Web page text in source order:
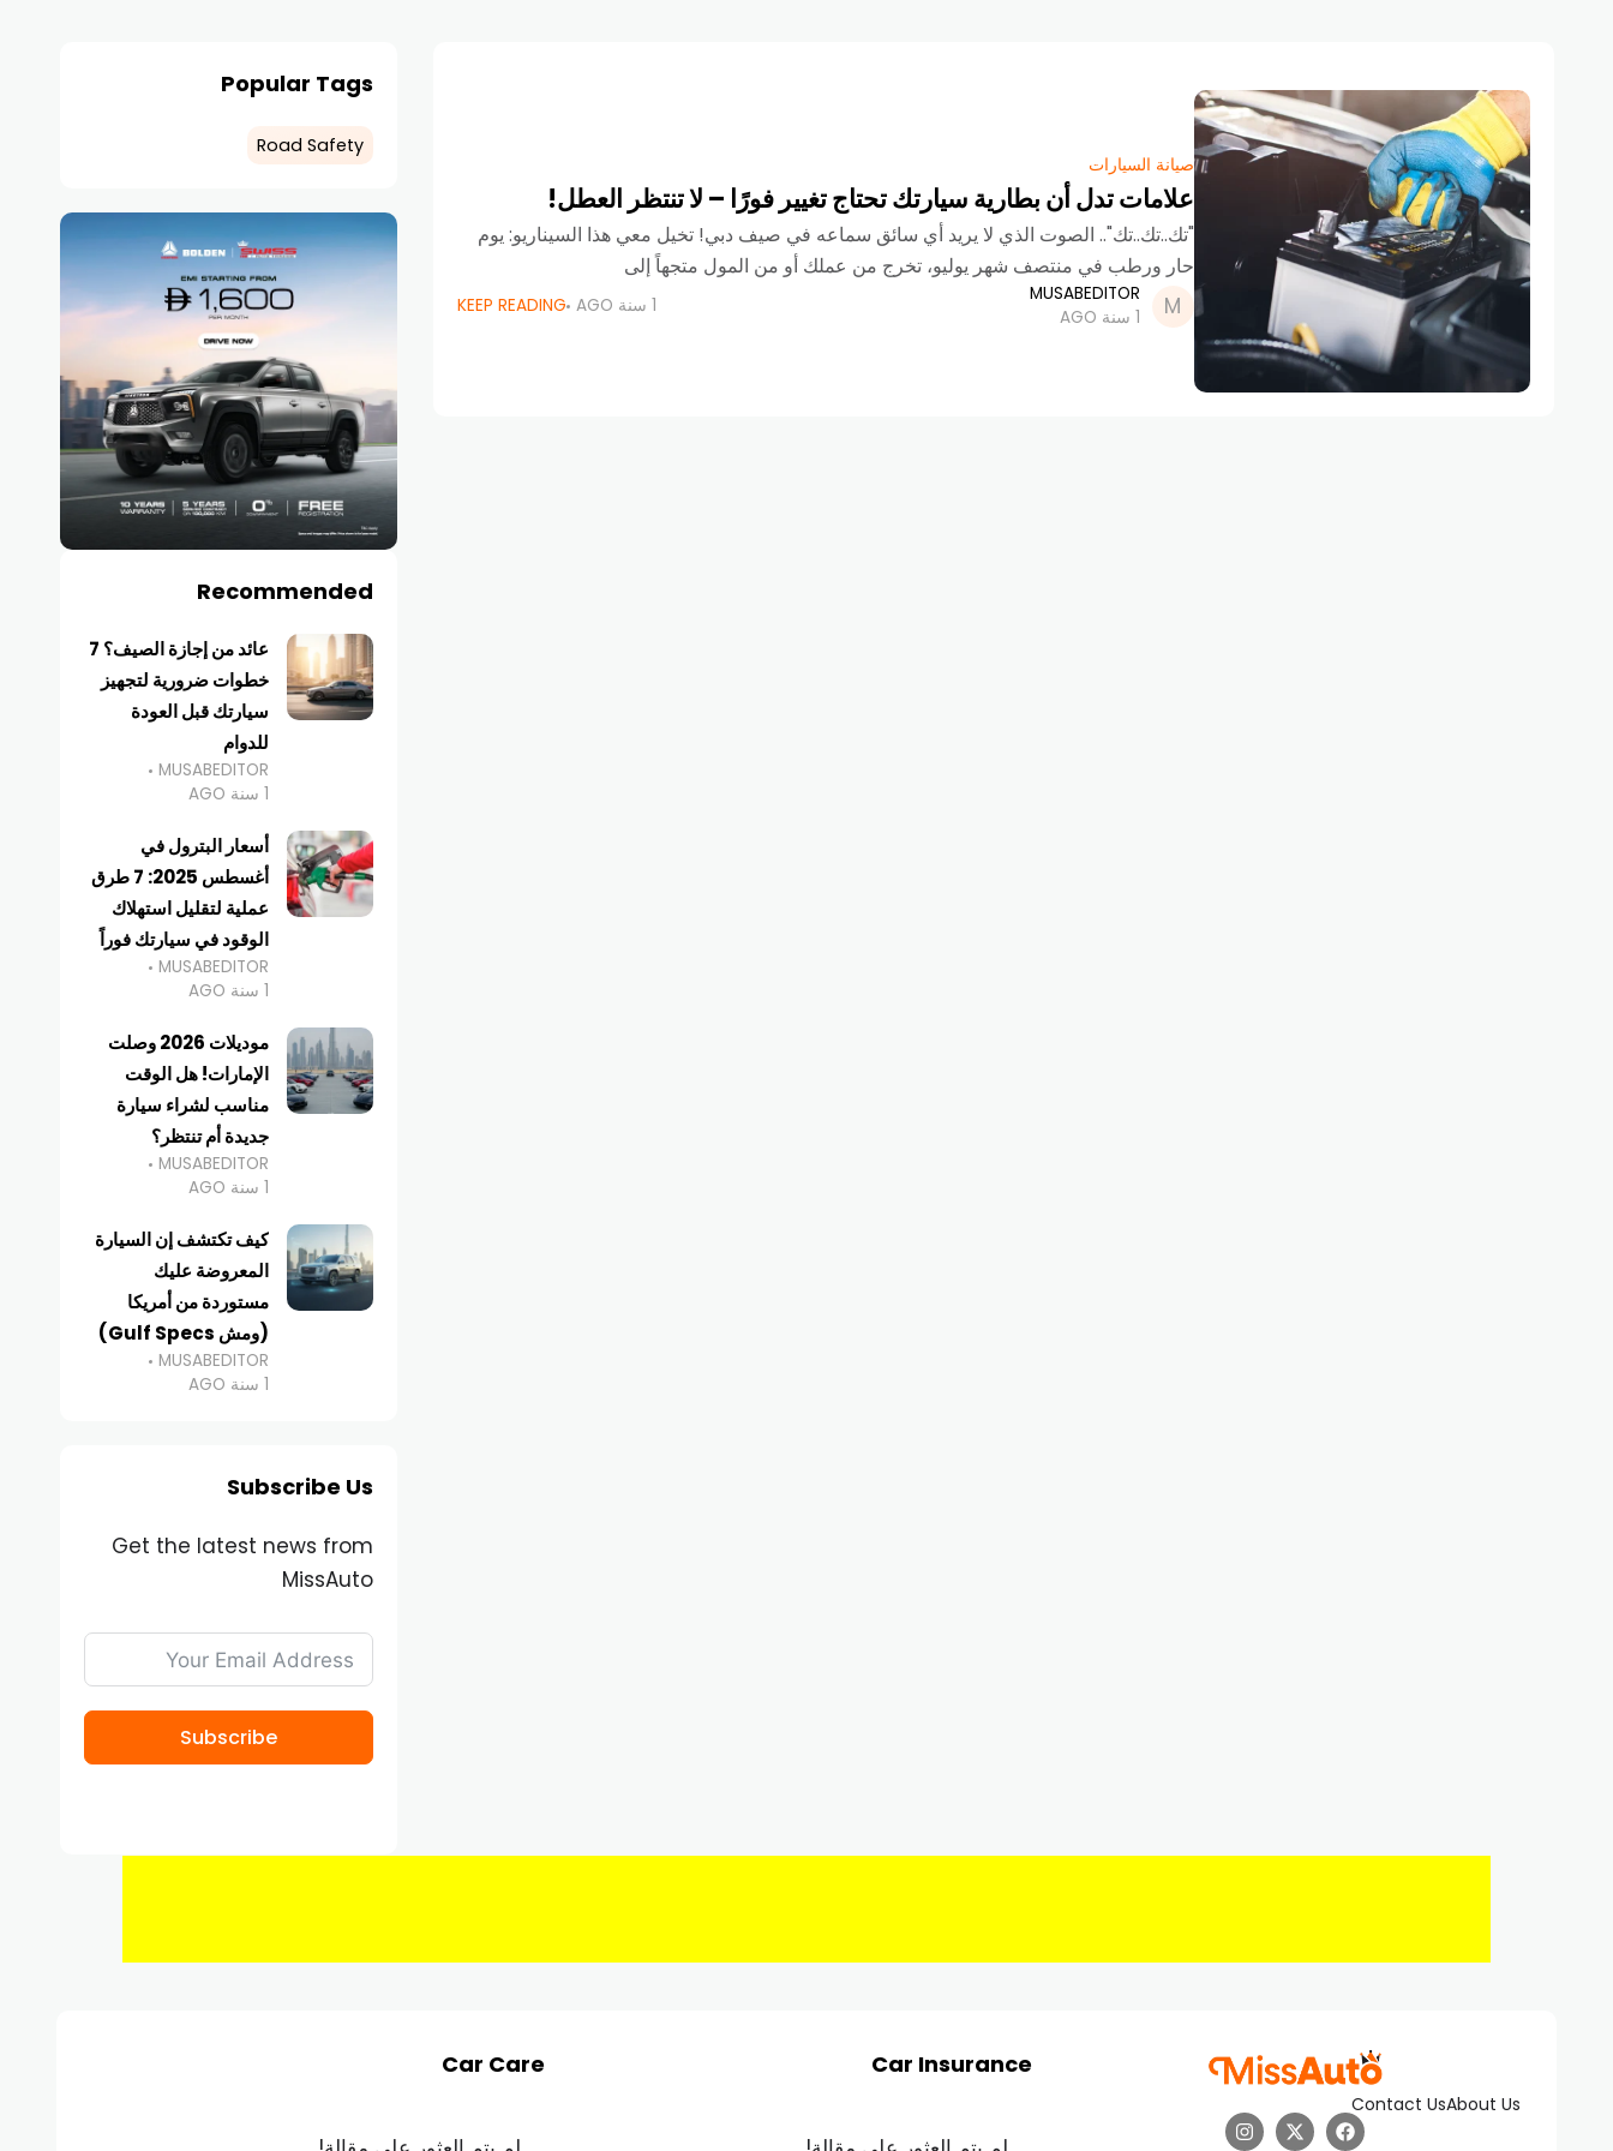
صيانة السيارات
علامات تدل أن بطارية سيارتك تحتاج تغيير فورًا – لا تنتظر العطل!
"تك..تك..تك".. الصوت الذي لا يريد أي سائق سماعه في صيف دبي! تخيل معي هذا السيناريو: يوم
حار ورطب في منتصف شهر يوليو، تخرج من عملك أو من المول متجهاً إلى
MUSABEDITOR
1 سنة AGO
1 سنة AGO KEEP READING
Popular Tags
Road Safety
Recommended
عائد من إجازة الصيف؟ 7
خطوات ضرورية لتجهيز
سيارتك قبل العودة
للدوام
MUSABEDITOR
1 سنة AGO
أسعار البترول في
أغسطس 2025: 7 طرق
عملية لتقليل استهلاك
الوقود في سيارتك فوراً
MUSABEDITOR
1 سنة AGO
موديلات 2026 وصلت
الإمارات! هل الوقت
مناسب لشراء سيارة
جديدة أم تنتظر؟
MUSABEDITOR
1 سنة AGO
كيف تكتشف إن السيارة
المعروضة عليك
مستوردة من أمريكا
(ومش Gulf Specs)
MUSABEDITOR
1 سنة AGO
Subscribe Us
Get the latest news from
MissAuto
Subscribe
About Us
Contact Us
Car Insurance
Car Care